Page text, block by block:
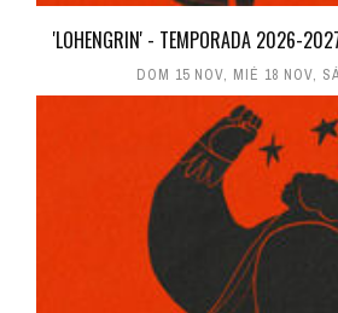
'LOHENGRIN' - TEMPORADA 2026-2027
DOM 15 NOV, MIÉ 18 NOV,